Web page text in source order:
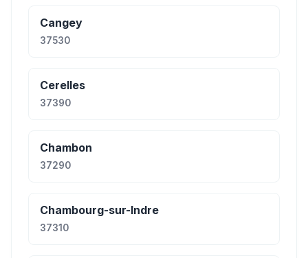
Cangey
37530
Cerelles
37390
Chambon
37290
Chambourg-sur-Indre
37310